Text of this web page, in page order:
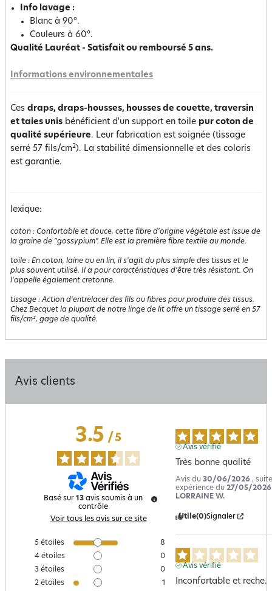
Info lavage :
Blanc à 90°.
Couleurs à 60°.
Qualité Lauréat - Satisfait ou remboursé 5 ans.
Informations environnementales
Ces draps, draps-housses, housses de couette, traversin
et taies unis bénéficient d'un support en toile pur coton de
qualité supérieure. Leur fabrication est soignée (tissage
serré 57 fils/cm2). La stabilité dimensionnelle et des coloris
est garantie.
lexique:
coton : Confortable et douce, cette fibre d'origine végétale est issue de
la graine de "gossypium". Elle est la première fibre textile au monde.
toile : En coton, laine ou en lin, il s'agit du plus simple des tissus et le
plus souvent utilisé. Il a pour caractéristiques d'être très résistant. On
l'appelle également cretonne.
tissage :Action d'entrelacer des fils ou fibres pour produire des tissus.
Chez Becquet la plupart de notre linge de lit offre un tissage serré en 57
fils/cm², gage de qualité.
Avis clients
3.5/ 5
Basé sur 13 avis soumis à un
contrôle
Voir tous les avis sur ce site
5 étoiles
8
4 étoiles
0
3 étoiles
0
2 étoiles
1
Avis vérifié
Très bonne qualité
Avis du 30/06/2026 ,
expérience du 27/05/2026
LORRAINE W.
Utile(0)Signaler
Avis vérifié
Inconfortable et reche.